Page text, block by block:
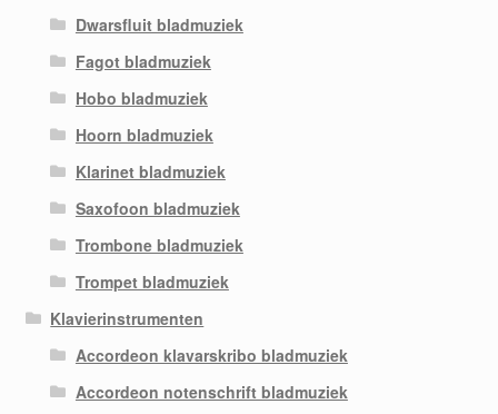
Dwarsfluit bladmuziek
Fagot bladmuziek
Hobo bladmuziek
Hoorn bladmuziek
Klarinet bladmuziek
Saxofoon bladmuziek
Trombone bladmuziek
Trompet bladmuziek
Klavierinstrumenten
Accordeon klavarskribo bladmuziek
Accordeon notenschrift bladmuziek